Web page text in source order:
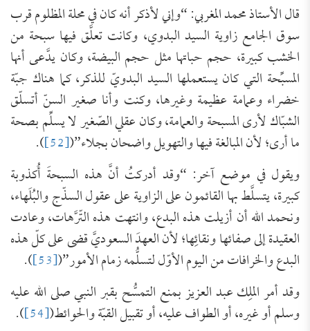
قال الأستاذ محمد المغربي: “وإني لأذكر أنه كان في محلة المظلوم قرب
سوق الجامع زاوية السيد البدوي، وكانت تعلَّق فيها سبحة من
الخشب كبيرة، حجم حباتها مثل حجم البيضة، وكان يدَّعى أنها
المسبِّحة التي كان يستعملها السيد البدويّ للذكر، كما هناك جبّة
خضراء وعمامة عظيمة وغيرها، وكنت وأنا صغير السنّ أتسلّق
الشبّاك لأرى المسبحة والعمامة، وكان عقلي الصّغير لا يسلِّم بصحة
ما أرى؛ لأن المبالغة فيها والتهويل واضحان بجلاء”([52]
).
ويقول في موضع آخر: “وقد أدركتُ أنَّ هذه السبحةَ أُكذوبة
كبيرة، يتسلَّط بها القائمون على الزاوية على عقول السذّج والبُلَهاء،
ونحمد الله أن أزيلت هذه البدع، وانتهت هذه التّرَّهات، وعادت
العقيدة إلى صفائها ونقائِها؛ لأن العهدَ السعوديَّ قضى على كلّ هذه
البدع والخرافات من اليوم الأوّل لتسلُّمه زمام الأمور”([53]
).
وقد أمر الملِك عبد العزيز بمنع التمسُّح بقبر النبي صلى الله عليه
وسلم أو غيره، أو الطواف عليه، أو تقبيل القبّة والحوائط([54]
).